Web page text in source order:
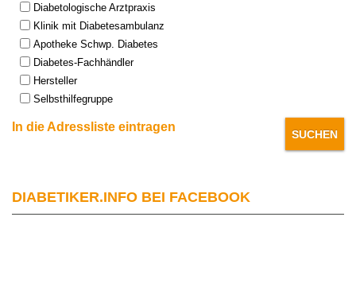
Type:Diabetologische Arztpraxis
Klinik mit Diabetesambulanz
Apotheke Schwp. Diabetes
Diabetes-Fachhändler
Hersteller
Selbsthilfegruppe
In die Adressliste eintragen
DIABETIKER.INFO BEI FACEBOOK